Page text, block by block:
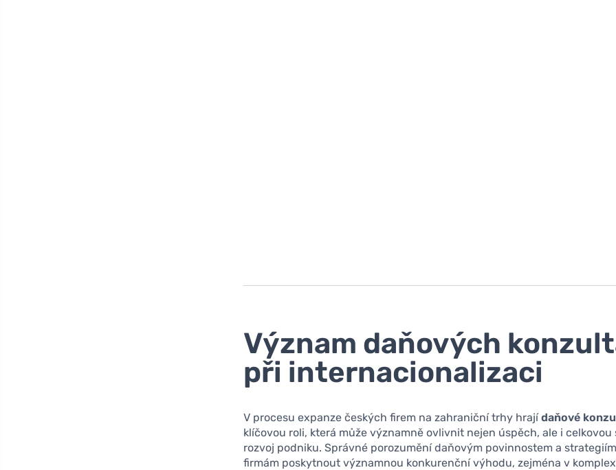
Význam daňových
při internacionalizaci
V procesu expanze českých firem na zahraniční trhy hrajídaňové
klíčovou roli, která může významně ovlivnit nejen úspěch, ale i celkovou
rozvoj podniku. Správné porozumění daňovým povinnostem a
firmám poskytnout významnou konkurenční výhodu, zejména v